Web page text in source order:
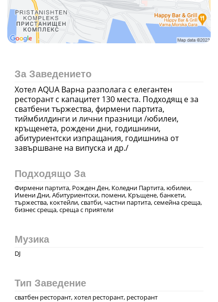
За Заведението
Хотел AQUA Варна разполага с елегантен
ресторант с капацитет 130 места. Подходящ е за
сватбени тържества, фирмени партита,
тиймбилдинги и лични празници /юбилеи,
кръщенета, рождени дни, годишнини,
абитуриентски изпращания, годишнина от
завършване на випуска и др./
Подходящо За
Фирмени партита, Рожден Ден, Коледни Партита, юбилеи,
Имени Дни, Абитуриентски, помени, Кръщене, банкети,
тържества, коктейли, сватби, частни партита, семейна среща,
бизнес среща, среща с приятели
Музика
DJ
Тип Заведение
сватбен ресторант, хотел ресторант, ресторант